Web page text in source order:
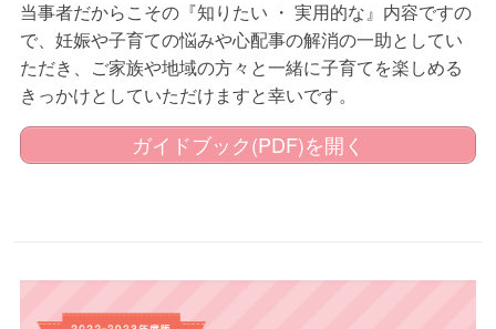
う
当事者だからこその『知りたい ・ 実用的な』内容ですの
で、妊娠や子育ての悩みや心配事の解消の一助としてい
ただき、ご家族や地域の方々と一緒に子育てを楽しめる
きっかけとしていただけますと幸いです。
ガイドブック(PDF)を開く